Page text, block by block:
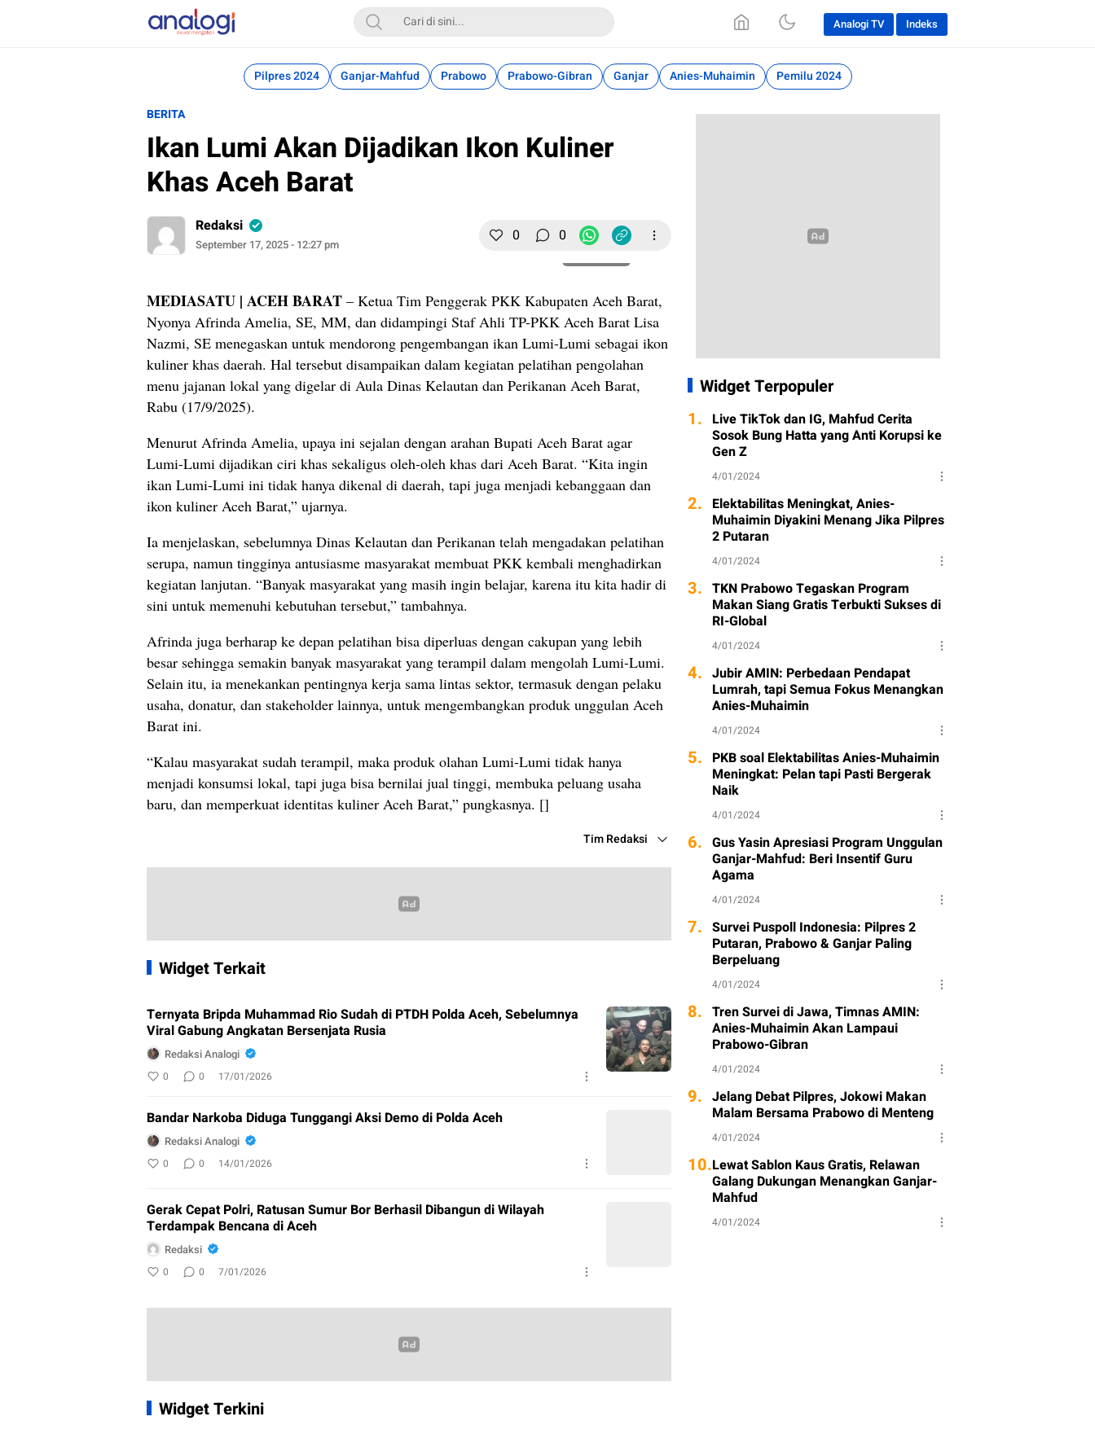
Analogi
Akurat Mengabari
Analogi TV Indeks
Pilpres 2024 Ganjar-Mahfud Prabowo Prabowo-Gibran Ganjar Anies-Muhaimin Pemilu 2024
BERITA
Ikan Lumi Akan Dijadikan Ikon Kuliner
Khas Aceh Barat
Redaksi
September 17, 2025 - 12:27 pm 0 0
MEDIASATU | ACEH BARAT – Ketua Tim Penggerak PKK Kabupaten Aceh Barat,
Nyonya Afrinda Amelia, SE, MM, dan didampingi Staf Ahli TP-PKK Aceh Barat Lisa
Nazmi, SE menegaskan untuk mendorong pengembangan ikan Lumi-Lumi sebagai ikon
kuliner khas daerah. Hal tersebut disampaikan dalam kegiatan pelatihan pengolahan
menu jajanan lokal yang digelar di Aula Dinas Kelautan dan Perikanan Aceh Barat,
Rabu (17/9/2025).
Menurut Afrinda Amelia, upaya ini sejalan dengan arahan Bupati Aceh Barat agar
Lumi-Lumi dijadikan ciri khas sekaligus oleh-oleh khas dari Aceh Barat. “Kita ingin
ikan Lumi-Lumi ini tidak hanya dikenal di daerah, tapi juga menjadi kebanggaan dan
ikon kuliner Aceh Barat,” ujarnya.
Ia menjelaskan, sebelumnya Dinas Kelautan dan Perikanan telah mengadakan pelatihan
serupa, namun tingginya antusiasme masyarakat membuat PKK kembali menghadirkan
kegiatan lanjutan. “Banyak masyarakat yang masih ingin belajar, karena itu kita hadir di
sini untuk memenuhi kebutuhan tersebut,” tambahnya.
Afrinda juga berharap ke depan pelatihan bisa diperluas dengan cakupan yang lebih
besar sehingga semakin banyak masyarakat yang terampil dalam mengolah Lumi-Lumi.
Selain itu, ia menekankan pentingnya kerja sama lintas sektor, termasuk dengan pelaku
usaha, donatur, dan stakeholder lainnya, untuk mengembangkan produk unggulan Aceh
Barat ini.
“Kalau masyarakat sudah terampil, maka produk olahan Lumi-Lumi tidak hanya
menjadi konsumsi lokal, tapi juga bisa bernilai jual tinggi, membuka peluang usaha
baru, dan memperkuat identitas kuliner Aceh Barat,” pungkasnya. []
Tim Redaksi
Widget Terkait
Ternyata Bripda Muhammad Rio Sudah di PTDH Polda Aceh, Sebelumnya
Viral Gabung Angkatan Bersenjata Rusia
Redaksi Analogi
0 0 17/01/2026
Bandar Narkoba Diduga Tunggangi Aksi Demo di Polda Aceh
Redaksi Analogi
0 0 14/01/2026
Gerak Cepat Polri, Ratusan Sumur Bor Berhasil Dibangun di Wilayah
Terdampak Bencana di Aceh
Redaksi
0 0 7/01/2026
Widget Terkini
Widget Terpopuler
1. Live TikTok dan IG, Mahfud Cerita
Sosok Bung Hatta yang Anti Korupsi ke
Gen Z
4/01/2024
2. Elektabilitas Meningkat, Anies-
Muhaimin Diyakini Menang Jika Pilpres
2 Putaran
4/01/2024
3. TKN Prabowo Tegaskan Program
Makan Siang Gratis Terbukti Sukses di
RI-Global
4/01/2024
4. Jubir AMIN: Perbedaan Pendapat
Lumrah, tapi Semua Fokus Menangkan
Anies-Muhaimin
4/01/2024
5. PKB soal Elektabilitas Anies-Muhaimin
Meningkat: Pelan tapi Pasti Bergerak
Naik
4/01/2024
6. Gus Yasin Apresiasi Program Unggulan
Ganjar-Mahfud: Beri Insentif Guru
Agama
4/01/2024
7. Survei Puspoll Indonesia: Pilpres 2
Putaran, Prabowo & Ganjar Paling
Berpeluang
4/01/2024
8. Tren Survei di Jawa, Timnas AMIN:
Anies-Muhaimin Akan Lampaui
Prabowo-Gibran
4/01/2024
9. Jelang Debat Pilpres, Jokowi Makan
Malam Bersama Prabowo di Menteng
4/01/2024
10.Lewat Sablon Kaus Gratis, Relawan
Galang Dukungan Menangkan Ganjar-
Mahfud
4/01/2024